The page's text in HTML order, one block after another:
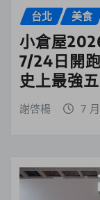
台北 美食
小倉屋
7/24日開
史上最強
謝啓楊 7